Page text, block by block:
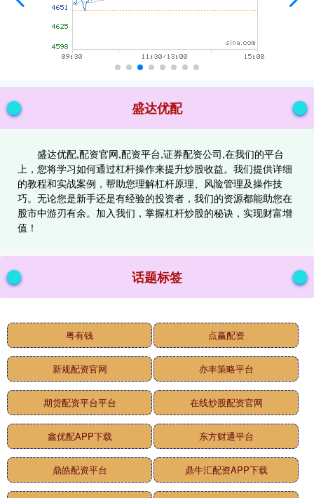
盛达优配
盛达优配,配资官网,配资平台,证券配资公司,在我们的平台
上，您将学习如何通过杠杆操作来提升炒股收益。我们提供详细
的教程和实战案例，帮助您理解杠杆原理、风险管理及操作技
巧。无论您是新手还是有经验的投资者，我们的资源都能助您在
股市中游刃有余。加入我们，掌握杠杆炒股的秘诀，实现财富增
值！
话题标签
粤有钱 点赢配资
新规配资官网 亦丰策略平台
期货配资平台平台 在线炒股配资官网
鑫优配APP下载 东方财通平台
鼎皓配资平台 鼎牛汇配资APP下载